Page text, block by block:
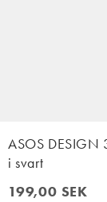
ASOS DESIGN
i svart
199,00 SEK
199,00 SEK